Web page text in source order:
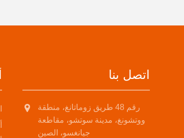
اتصل بنا
رقم 48 طريق زوماتانغ، منطقة
ووتشونغ، مدينة سوتشو، مقاطعة
جيانغسو، الصين